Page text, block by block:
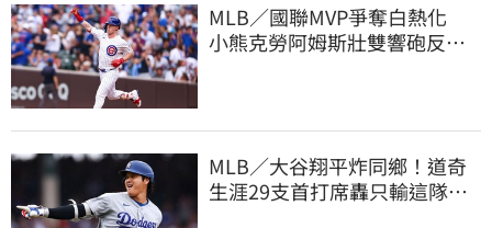
MLB／國聯MVP爭奪白熱化
小熊克勞阿姆斯壯雙響砲反超
MLB／大谷翔平炸同鄉！道奇
生涯29支首打席轟只輸這隊